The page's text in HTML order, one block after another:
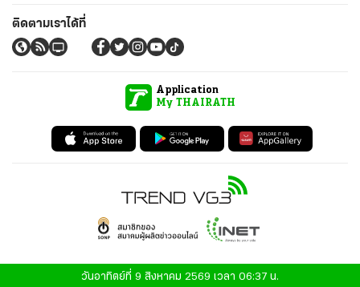
ติดตามเราได้ที่
Application
My THAIRATH
วันอาทิตย์ที่ 9 สิงหาคม 2569 เวลา 06:37 น.